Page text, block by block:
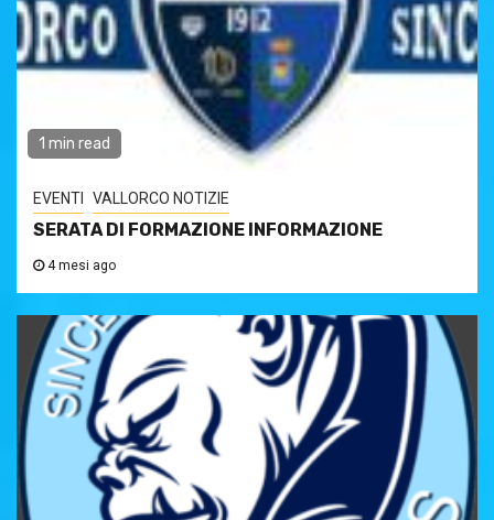
1 min read
EVENTI VALLORCO NOTIZIE
SERATA DI FORMAZIONE INFORMAZIONE
4 mesi ago